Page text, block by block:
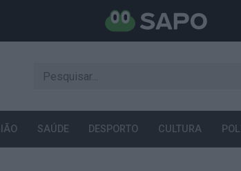
SAÚDE DESPORTO CULTURA